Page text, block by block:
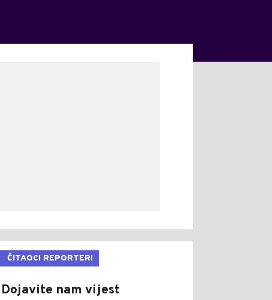
ČITAOCI REPORTERI
Dojavite nam vijest